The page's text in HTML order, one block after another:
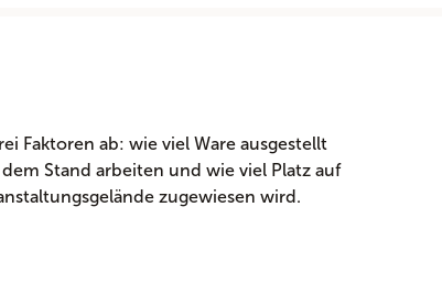
Faktoren ab: wie viel Ware ausgestellt
Stand arbeiten und wie viel Platz auf
zugewiesen wird.